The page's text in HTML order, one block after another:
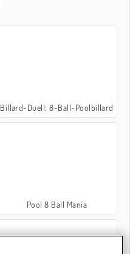
Billard-Duell: 8-Ball-Poolbillard
Pool 8 Ball Mania